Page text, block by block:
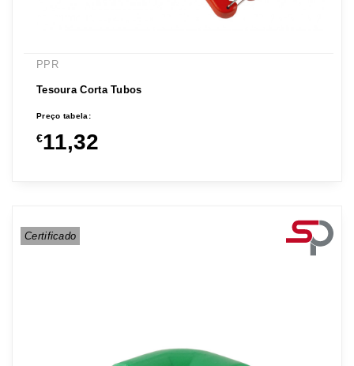
PPR
Tesoura Corta Tubos
Preço tabela:
€11,32
Certificado